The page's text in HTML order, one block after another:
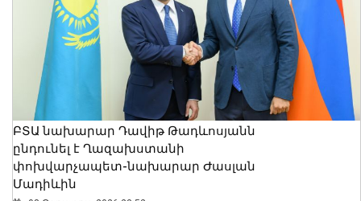
ԲՏԱ նախարար Դավիթ Թադևոսյանն
ընդունել է Ղազախստանի
փոխվարչապետ-նախարար Ժասլան
Մադիևին